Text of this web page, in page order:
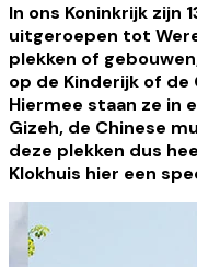
In ons Koninkrijk zijn
uitgeroepen tot
plekken of
op de Kinderijk of
Hiermee staan ze in
Gizeh, de Chinese
deze plekken dus
Klokhuis hier een